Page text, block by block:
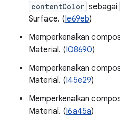
contentColor sebagai
Surface. (Ie69eb)
Memperkenalkan
Material. (I08690)
Memperkenalkan
Material. (I45e29)
Memperkenalkan
Material. (I6a45a)